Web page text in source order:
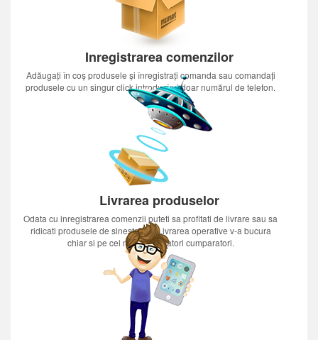
Inregistrarea comenzilor
Adăugați în coș produsele și înregistrați comanda sau comandați
produsele cu un singur click introducînd doar numărul de telefon.
Livrarea produselor
Odata cu inregistrarea comenzii puteti sa profitati de livrare sau sa
ridicati produsele de sinestatator.Livrarea operative v-a bucura
chiar si pe cei mai nerabdatori cumparatori.